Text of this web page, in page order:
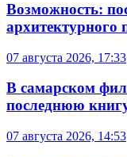
Возможность:
архитектурного
07 августа 2026, 17:33
В самарском
последнюю
07 августа 2026, 14:53